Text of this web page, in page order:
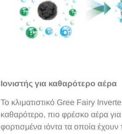
Ιονιστής για καθαρότερο αέρα
Το κλιματιστικό Gree Fairy
καθαρότερο, πιο φρέσκο ​​αέρα
φορτισμένα ιόντα τα οποία